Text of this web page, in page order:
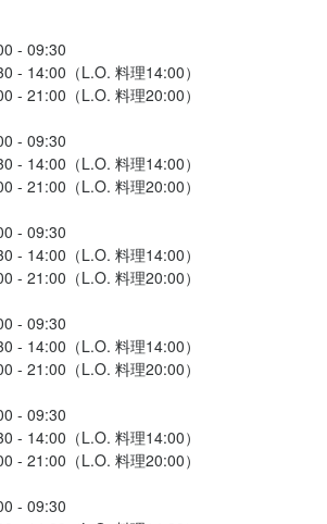
- 09:30
- 14:00（L.O. 料理14:00）
- 21:00（L.O. 料理20:00）
- 09:30
- 14:00（L.O. 料理14:00）
- 21:00（L.O. 料理20:00）
- 09:30
- 14:00（L.O. 料理14:00）
- 21:00（L.O. 料理20:00）
- 09:30
- 14:00（L.O. 料理14:00）
- 21:00（L.O. 料理20:00）
- 09:30
- 14:00（L.O. 料理14:00）
- 21:00（L.O. 料理20:00）
- 09:30